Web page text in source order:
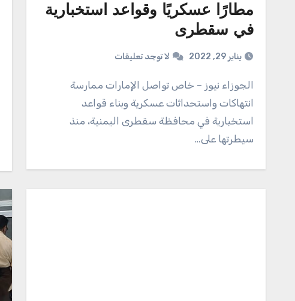
مطارًا عسكريًا وقواعد استخبارية
في سقطرى
يناير 29, 2022 لا توجد تعليقات
انتهاكات واستحداثات عسكرية وبناء قواعد
استخبارية في محافظة سقطرى اليمنية، منذ
سيطرتها على…